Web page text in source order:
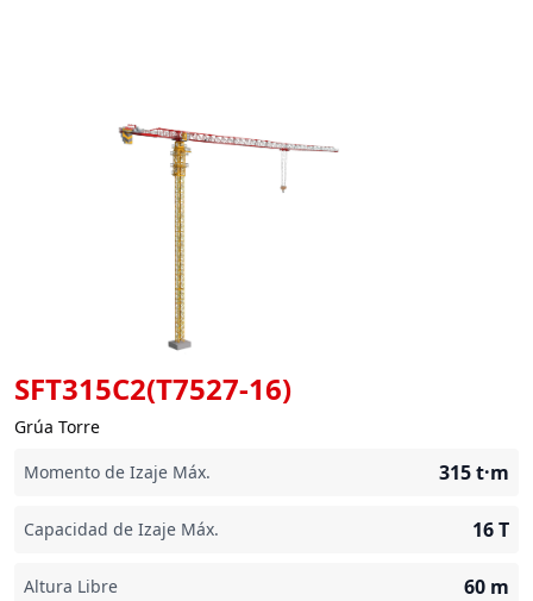
SFT315C2(T7527-16)
Grúa Torre
Momento de Izaje Máx.
315t·m
Capacidad de Izaje Máx. 16T
Altura Libre 60 m